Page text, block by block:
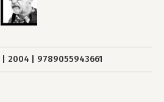
2004 9789055943661